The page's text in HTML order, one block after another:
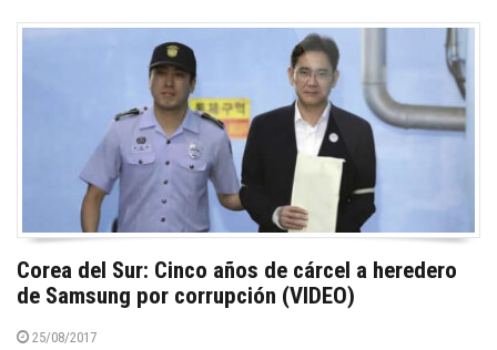
Corea del Sur: Cinco años de cárcel a heredero
de Samsung por corrupción (VIDEO)
25/08/2017